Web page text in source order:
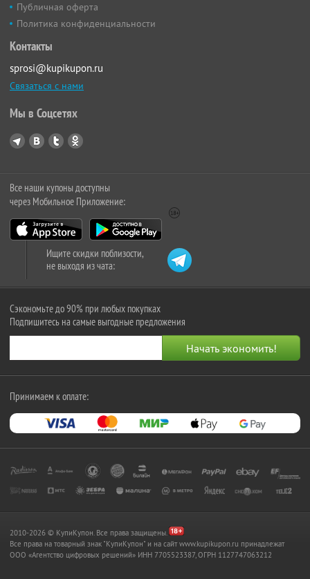
Публичная оферта
Политика конфиденциальности
Контакты
sprosi@kupikupon.ru
Связаться с нами
Мы в Соцсетях
Все наши купоны доступны
через Мобильное Приложение:
Ищите скидки поблизости,
не выходя из чата:
Сэкономьте до 90% при любых покупках
Подпишитесь на самые выгодные предложения
Принимаем к оплате:
2010-2026 © КупиКупон. Все права защищены.
Все права на товарный знак "КупиКупон" и на сайт www.kupikupon.ru принадлежат
OOO «Агентство цифровых решений» ИНН 7705523387, ОГРН 1127747063212